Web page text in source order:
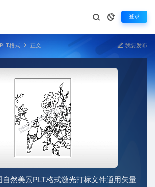
登录
PLT格式 正文 我要发布
自然美景PLT格式激光打标文件通用矢量